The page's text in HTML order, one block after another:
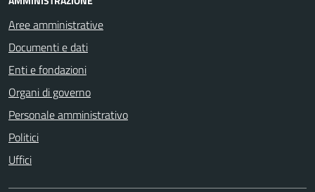
Aree amministrative
Documenti e dati
Enti e fondazioni
Organi di governo
Personale amministrativo
Politici
Uffici